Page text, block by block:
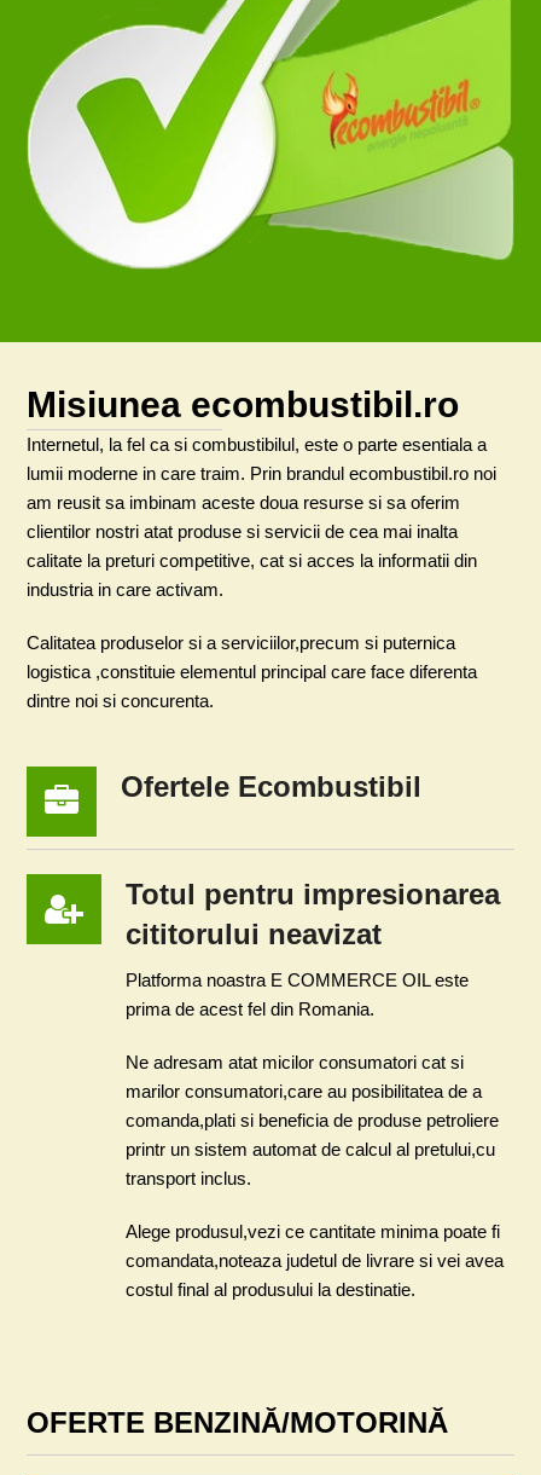
Misiunea ecombustibil.ro
Internetul, la fel ca si combustibilul, este o parte esentiala a
lumii moderne in care traim. Prin brandul ecombustibil.ro noi
am reusit sa imbinam aceste doua resurse si sa oferim
clientilor nostri atat produse si servicii de cea mai inalta
calitate la preturi competitive, cat si acces la informatii din
industria in care activam.
Calitatea produselor si a serviciilor,precum si puternica
logistica ,constituie elementul principal care face diferenta
dintre noi si concurenta.
Ofertele Ecombustibil
Totul pentru impresionarea
cititorului neavizat
Platforma noastra E COMMERCE OIL este
prima de acest fel din Romania.
Ne adresam atat micilor consumatori cat si
marilor consumatori,care au posibilitatea de a
comanda,plati si beneficia de produse petroliere
printr un sistem automat de calcul al pretului,cu
transport inclus.
Alege produsul,vezi ce cantitate minima poate fi
comandata,noteaza judetul de livrare si vei avea
costul final al produsului la destinatie.
OFERTE BENZINĂ/MOTORINĂ